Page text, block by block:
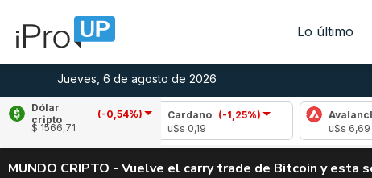
Lo último
Jueves, 6 de agosto de 2026
Dólar
cripto
(-0,54%)
$ 1566,71
Cardano
(-1,25%)
Avalanche
MUNDO CRIPTO - Vuelve el carry trade de Bitcoin y